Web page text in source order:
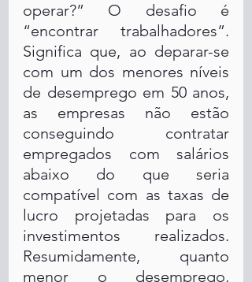
operar?” O desafio é
“encontrar trabalhadores”.
Significa que, ao deparar-se
com um dos menores níveis
de desemprego em 50 anos,
as empresas não estão
conseguindo contratar
empregados com salários
abaixo do que seria
compatível com as taxas de
lucro projetadas para os
investimentos realizados.
Resumidamente, quanto
menor o desemprego,